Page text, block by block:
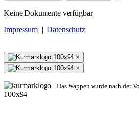
Keine Dokumente verfügbar
Impressum | Datenschutz
×
×
Das Wappen wurde nach der